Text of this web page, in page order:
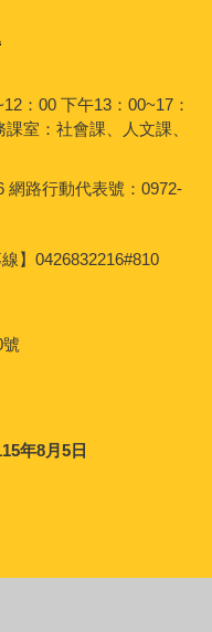
：00 下午13：00~17：
室：社會課、人文課、
網路行動代表號：0972-
】0426832216#810
年8月5日